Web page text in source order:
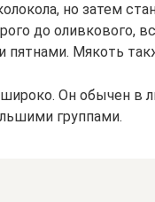
но затем
до оливкового,
Мякоть
Он обычен в
группами.